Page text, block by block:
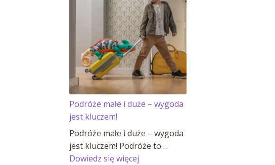
jego
pasji!
Podróże małe i duże – wygoda
jest kluczem!
Podróże małe i duże – wygoda
jest kluczem! Podróże to…
Dowiedz się więcej: